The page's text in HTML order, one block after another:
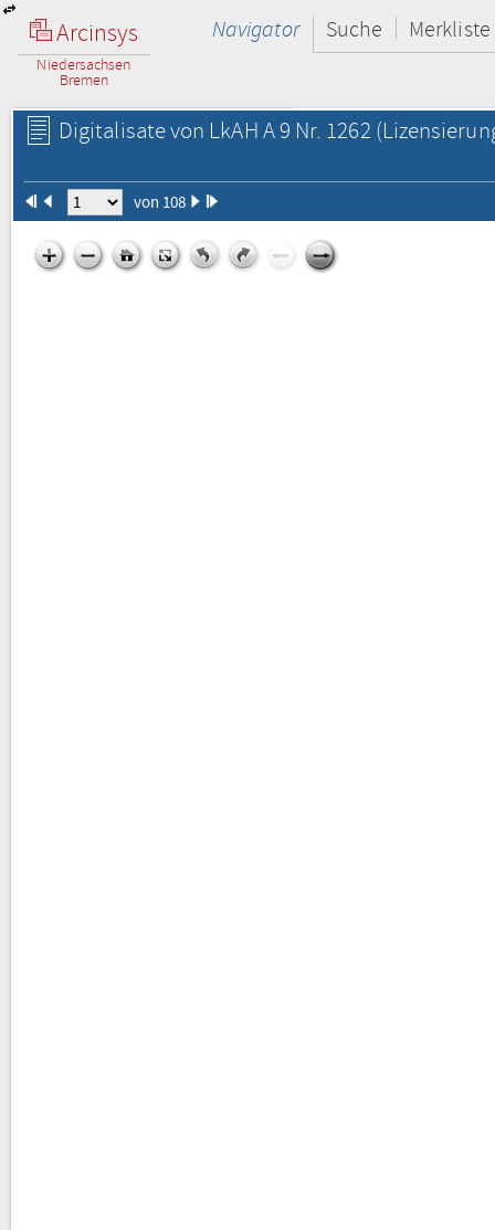
Arcinsys
Niedersachsen
Bremen
Navigator Suche Merkliste
Digitalisate von LkAH A 9 Nr. 1262
von 108